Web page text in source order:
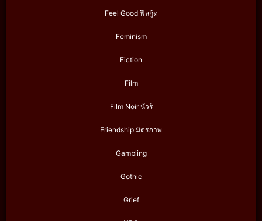
Feel Good ฟีลกู้ด
Feminism
Fiction
Film
Film Noir นัวร์
Friendship มิตรภาพ
Gambling
Gothic
Grief